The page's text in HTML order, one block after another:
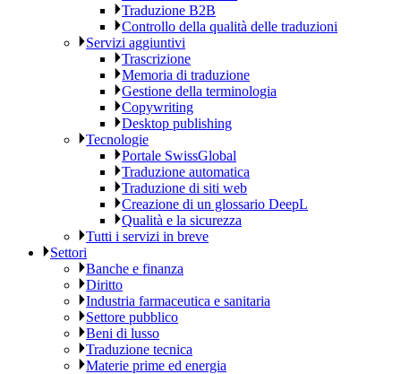
Traduzione B2B
Controllo della qualità delle traduzioni
Servizi aggiuntivi
Trascrizione
Memoria di traduzione
Gestione della terminologia
Copywriting
Desktop publishing
Tecnologie
Portale SwissGlobal
Traduzione automatica
Traduzione di siti web
Creazione di un glossario DeepL
Qualità e la sicurezza
Tutti i servizi in breve
Settori
Banche e finanza
Diritto
Industria farmaceutica e sanitaria
Settore pubblico
Beni di lusso
Traduzione tecnica
Materie prime ed energia